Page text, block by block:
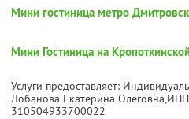
Мини гостиница метро
Мини Гостиница на
Услуги предоставляет:
Лобанова Екатерина Олеговна,
310504933700022